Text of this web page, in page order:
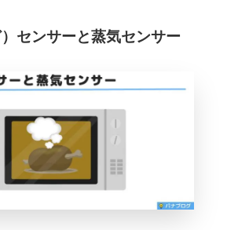
センサーと蒸気センサー